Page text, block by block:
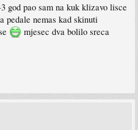
god pao sam na kuk klizavo lisce
pedale nemas kad skinuti
mjesec dva bolilo sreca